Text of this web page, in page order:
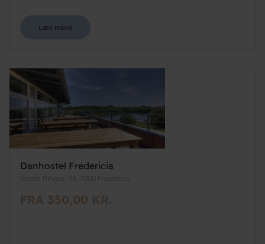
Læs mere
Danhostel Fredericia
Vestre Ringvej 98, 7000 Fredericia
FRA 350,00 KR.